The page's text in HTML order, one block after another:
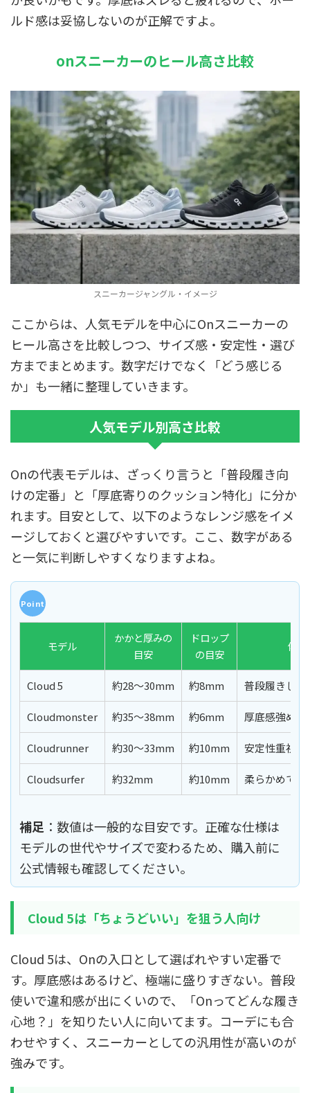
ルド感は妥協しないのが正解ですよ。
onスニーカーのヒール高さ比較
スニーカージャングル・イメージ
ここからは、人気モデルを中心にOnスニーカーの
ヒール高さを比較しつつ、サイズ感・安定性・選び
方までまとめます。数字だけでなく「どう感じる
か」も一緒に整理していきます。
人気モデル別高さ比較
Onの代表モデルは、ざっくり言うと「普段履き向
けの定番」と「厚底寄りのクッション特化」に分か
れます。目安として、以下のようなレンジ感をイメ
ージしておくと選びやすいです。ここ、数字がある
と一気に判断しやすくなりますよね。
モデル
かかと厚みの
目安
ドロップ
の目安
体感
Cloud 5 約28〜30mm 約8mm 普段履きし
Cloudmonster 約35〜38mm 約6mm 厚底感強め
Cloudrunner 約30〜33mm 約10mm 安定性重視
Cloudsurfer 約32mm 約10mm 柔らかめで転
補足 ：数値は一般的な目安です。正確な仕様は
モデルの世代やサイズで変わるため、購入前に
公式情報も確認してください。
Cloud 5は「ちょうどいい」を狙う人向け
Cloud 5は、Onの入口として選ばれやすい定番で
す。厚底感はあるけど、極端に盛りすぎない。普段
使いで違和感が出にくいので、「Onってどんな履き
心地？」を知りたい人に向いてます。コーデにも合
わせやすく、スニーカーとしての汎用性が高いのが
強みです。